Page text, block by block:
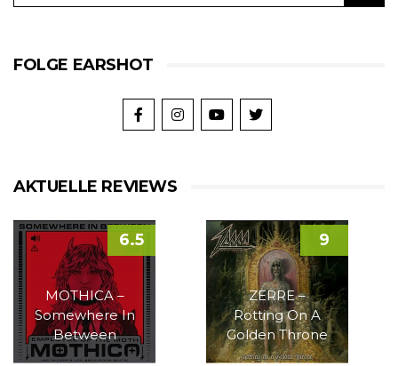
FOLGE EARSHOT
AKTUELLE REVIEWS
MOTHICA –
Somewhere In
Between
6.5
ZERRE –
Rotting On A
Golden Throne
9